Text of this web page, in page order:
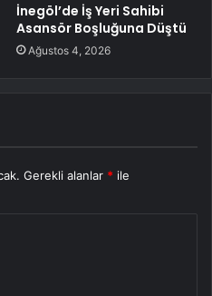
İnegöl’de İş Yeri Sahibi
Asansör Boşluğuna Düştü
Ağustos 4, 2026
Gerekli alanlar * ile